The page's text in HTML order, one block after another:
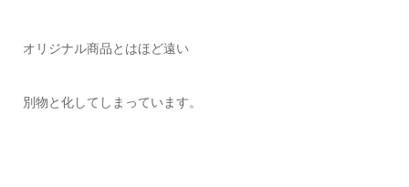
オリジナル商品とはほど遠い
別物と化してしまっています。